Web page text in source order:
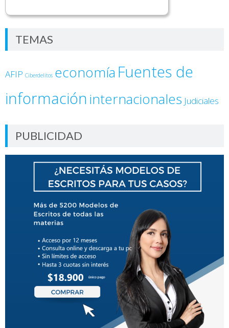
TEMAS
AFIP Ciberdelitos economía Fuentes de
informacióninternacionales Judiciales
PUBLICIDAD